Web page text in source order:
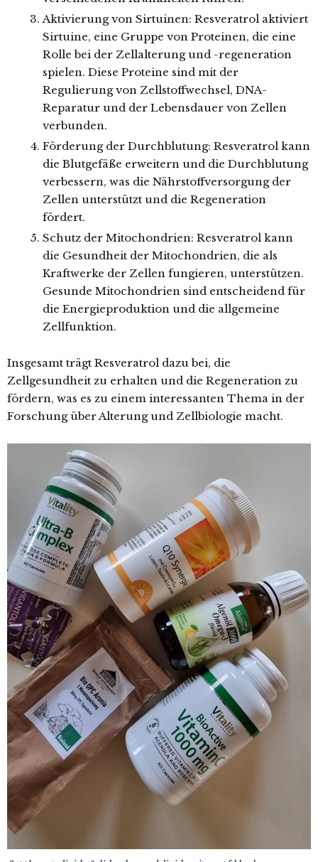
Aktivierung von Sirtuinen: Resveratrol aktiviert
Sirtuine, eine Gruppe von Proteinen, die eine
Rolle bei der Zellalterung und -regeneration
spielen. Diese Proteine sind mit der
Regulierung von Zellstoffwechsel, DNA-
Reparatur und der Lebensdauer von Zellen
verbunden.
Förderung der Durchblutung: Resveratrol kann
die Blutgefäße erweitern und die Durchblutung
verbessern, was die Nährstoffversorgung der
Zellen unterstützt und die Regeneration
fördert.
Schutz der Mitochondrien: Resveratrol kann
die Gesundheit der Mitochondrien, die als
Kraftwerke der Zellen fungieren, unterstützen.
Gesunde Mitochondrien sind entscheidend für
die Energieproduktion und die allgemeine
Zellfunktion.
Insgesamt trägt Resveratrol dazu bei, die
Zellgesundheit zu erhalten und die Regeneration zu
fördern, was es zu einem interessanten Thema in der
Forschung über Alterung und Zellbiologie macht.